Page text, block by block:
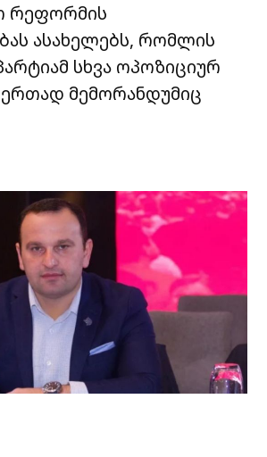
რეფორმის
ასახელებს, რომლის
სხვა ოპოზიციურ
მემორანდუმიც